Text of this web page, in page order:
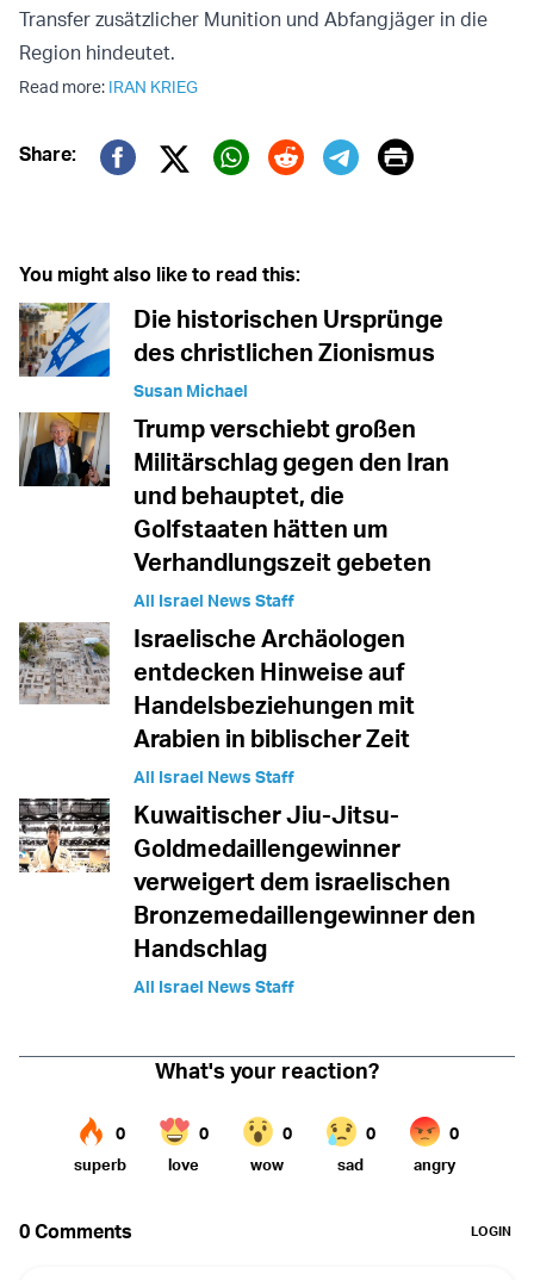
Transfer zusätzlicher Munition und Abfangjäger in die
Region hindeutet.
Read more: IRAN KRIEG
Share:
Twitter (X)
Print
You might also like to read this:
Die historischen Ursprünge
des christlichen Zionismus
Susan Michael
Trump verschiebt großen
Militärschlag gegen den Iran
und behauptet, die
Golfstaaten hätten um
Verhandlungszeit gebeten
All Israel News Staff
Israelische Archäologen
entdecken Hinweise auf
Handelsbeziehungen mit
Arabien in biblischer Zeit
All Israel News Staff
Kuwaitischer Jiu-Jitsu-
Goldmedaillengewinner
verweigert dem israelischen
Bronzemedaillengewinner den
Handschlag
All Israel News Staff